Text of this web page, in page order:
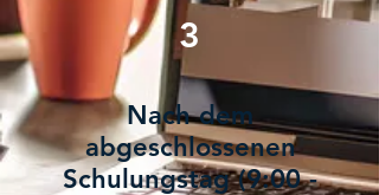
3
Nach dem
abgeschlossenen
Schulungstag (9:00 -